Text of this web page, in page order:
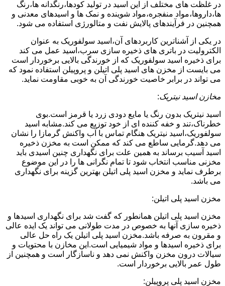
در غلظت های مختلف از این اسید در تولید کودها،رنگدانه ها،رنگ
ها،داروها،مواد منفجره،مواد شوینده و نمک ها و اسیدهای معدنی و
همچنین در فرآیندهای پالایش نفت و متالورژی استفاده می شود.
در یکی از آشناترین کاربردهای آن،اسید سولفوریک به عنوان
الکترولیت در باتری های ذخیره سازی سرب،اسید عمل می کند
برای ذخیره اسید سولفوریک که از خورندگی بالایی برخوردار است
می بایست از مخزن های اسید پلی اتیلن و پروپیلن استفاده نمود که
می تواند در برابر خاصیت خورندگی آن به خوبی مقاومت نماید.
مخازن اسید نیتریک:
اسید نیتریک بدون رنگ یا مایع دودی زرد یا قرمز است.بوی
خطرناک،تند و خفه کننده ای از خود توزیع می کند.مشابه اسید
سولفوریک،اسید نیتریک هنگام تماس با آب واکنش گرمازا را نشان
می دهد.گرمایی ساطع می کند که ممکن است به مخزن ذخیره
اسید آسیب برساند به همین علت برای نگهداری چنین اسیدی باید
مخزنی مناسب انتخاب شود تا تمام نگرانی ها را در این موضوع
برطرف نماید و مخزن اسید پلی اتیلن بهترین گزینه برای نگهداری
می باشد.
مخزن اسید پلی اتیلن:
مخزن اسید پلی اتیلن همانطور که گفت شد برای نگهداری اسیدها و
ذخیره سازی آنها به خصوص در مدت طولانی می تواند یک ایده عالی
و مقرون به صرفه باشد.مخزن اسید پلی اتیلن یک راه حل عالی
برای ذخیره اسیدها و مواد شیمیایی است.این مخازن با محتویات و
سیالات درون مخزن واکنش نمی دهد و ناسازگار است و همچنین از
طول عمر بالایی برخوردار است.
مخزن اسید پلی پروپیلن: